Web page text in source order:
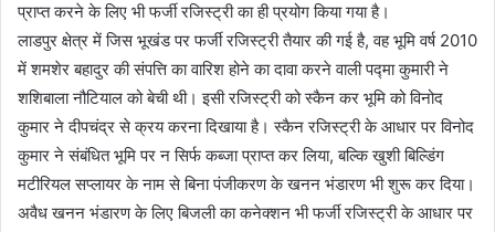
प्राप्त करने के लिए भी फर्जी रजिस्ट्री का ही प्रयोग किया गया है।
लाडपुर क्षेत्र में जिस भूखंड पर फर्जी रजिस्ट्री तैयार की गई है, वह भूमि वर्ष 2010
में शमशेर बहादुर की संपत्ति का वारिश होने का दावा करने वाली पद्मा कुमारी ने
शशिबाला नौटियाल को बेची थी। इसी रजिस्ट्री को स्कैन कर भूमि को विनोद
कुमार ने दीपचंद्र से क्रय करना दिखाया है। स्कैन रजिस्ट्री के आधार पर विनोद
कुमार ने संबंधित भूमि पर न सिर्फ कब्जा प्राप्त कर लिया, बल्कि खुशी बिल्डिंग
मटीरियल सप्लायर के नाम से बिना पंजीकरण के खनन भंडारण भी शुरू कर दिया।
अवैध खनन भंडारण के लिए बिजली का कनेक्शन भी फर्जी रजिस्ट्री के आधार पर